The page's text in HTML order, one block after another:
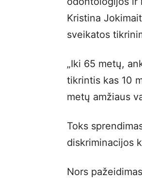
Kristina
sveikatos
„Iki 65 metų,
tikrintis kas 10
metų amžiaus
Toks
diskriminacijos
Nors